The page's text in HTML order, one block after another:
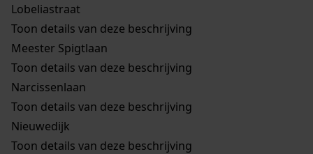
Lobeliastraat
Toon details van deze beschrijving
Meester Spigtlaan
Toon details van deze beschrijving
Narcissenlaan
Toon details van deze beschrijving
Nieuwedijk
Toon details van deze beschrijving